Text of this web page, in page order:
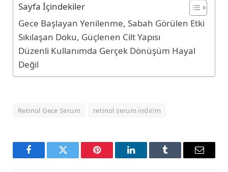
Sayfa İçindekiler
Gece Başlayan Yenilenme, Sabah Görülen Etki
Sıkılaşan Doku, Güçlenen Cilt Yapısı
Düzenli Kullanımda Gerçek Dönüşüm Hayal
Değil
Retinol Gece Serum retinol serum indirim
FacebookTwitter Pinterest LinkedInTumblr Email